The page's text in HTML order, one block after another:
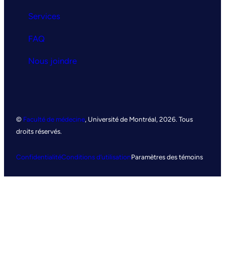
Services
FAQ
Nous joindre
© Faculté de médecine, Université de Montréal, 2026. Tous
droits réservés.
ConfidentialitéConditions d’utilisationParamètres des témoins